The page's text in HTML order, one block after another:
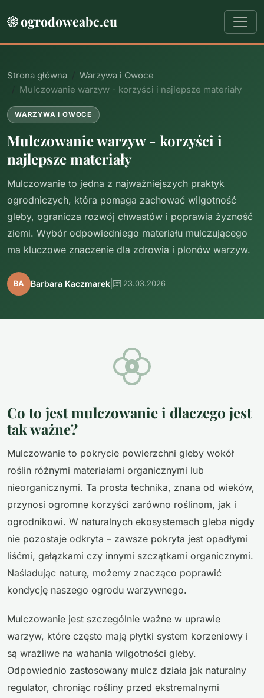
ogrodoweabc.eu
Strona główna
Warzywa i Owoce
Mulczowanie warzyw - korzyści i najlepsze materiały
WARZYWA I OWOCE
Mulczowanie warzyw - korzyści i
najlepsze materiały
Mulczowanie to jedna z najważniejszych praktyk
ogrodniczych, która pomaga zachować wilgotność
gleby, ogranicza rozwój chwastów i poprawia żyzność
ziemi. Wybór odpowiedniego materiału mulczującego
ma kluczowe znaczenie dla zdrowia i plonów warzyw.
BA Barbara Kaczmarek 23.03.2026
Co to jest mulczowanie i dlaczego jest
tak ważne?
Mulczowanie to pokrycie powierzchni gleby wokół
roślin różnymi materiałami organicznymi lub
nieorganicznymi. Ta prosta technika, znana od wieków,
przynosi ogromne korzyści zarówno roślinom, jak i
ogrodnikowi. W naturalnych ekosystemach gleba nigdy
nie pozostaje odkryta – zawsze pokryta jest opadłymi
liśćmi, gałązkami czy innymi szczątkami organicznymi.
Naśladując naturę, możemy znacząco poprawić
kondycję naszego ogrodu warzywnego.
Mulczowanie jest szczególnie ważne w uprawie
warzyw, które często mają płytki system korzeniowy i
są wrażliwe na wahania wilgotności gleby.
Odpowiednio zastosowany mulcz działa jak naturalny
regulator, chroniąc rośliny przed ekstremalnymi